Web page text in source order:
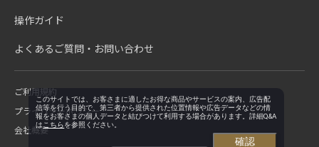
操作ガイド
よくあるご質問・お問い合わせ
ご利用規約
プライバシーポリシー
会社概要
このサイトでは、お客さまに適したお得な商品やサービスの案内、広告配
信等を行う目的で、第三者から提供された位置情報や広告データなどの情
報をお客さまの個人データと結びつけて利用する場合があります。詳細Q&A
は こちらを参照ください。
確認